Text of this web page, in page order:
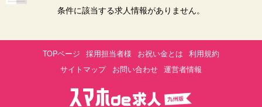
条件に該当する求人情報がありません。
TOPページ 採用担当者様 お祝い金とは
利用規約
サイトマップ
お問い合わせ 運営者情報